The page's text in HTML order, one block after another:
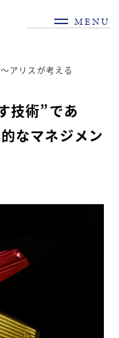
MENU
アリスが考える
技術”であ
なマネジメン